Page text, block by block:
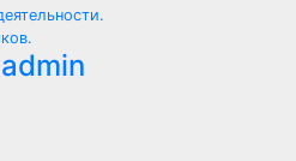
admin